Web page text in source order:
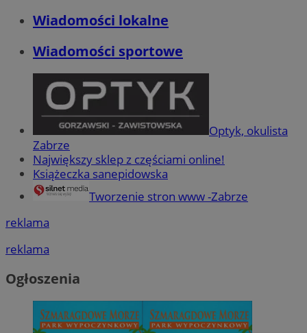
Wiadomości lokalne
Wiadomości sportowe
Optyk, okulista
Zabrze
Największy sklep z częściami online!
Książeczka sanepidowska
Tworzenie stron www -Zabrze
reklama
reklama
Ogłoszenia